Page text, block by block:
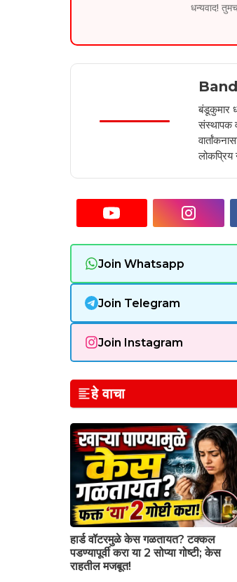
धन्यवाद!
बंडूकुमार
संस्थापक
लोकप्रिय
Join Whatsapp
Join Telegram
Join Instagram
हे वाचा
हार्ड वॉटरमुळे केस गळतायत? टक्कल
पडण्यापूर्वी करा या 2 सोप्या गोष्टी; केस
राहतील मजबूत!